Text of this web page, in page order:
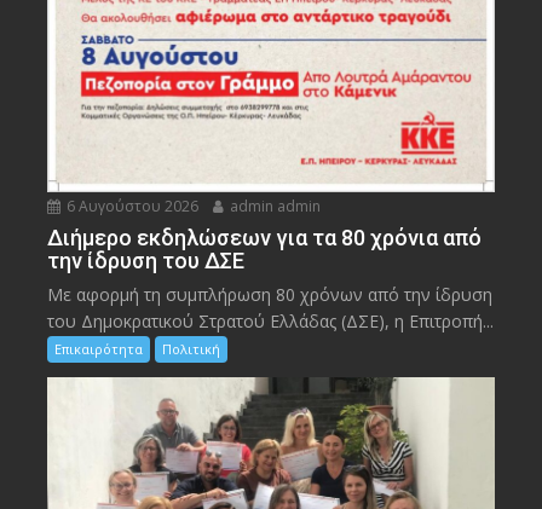
6 Αυγούστου 2026 admin admin
Διήμερο εκδηλώσεων για τα 80 χρόνια από
την ίδρυση του ΔΣΕ
Με αφορμή τη συμπλήρωση 80 χρόνων από την ίδρυση
του Δημοκρατικού Στρατού Ελλάδας (ΔΣΕ), η Επιτροπή...
Επικαιρότητα Πολιτική